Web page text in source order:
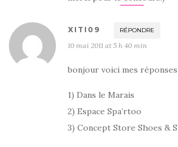
XITI09 RÉPONDRE
10 mai 2011 at 5 h 40 min
bonjour voici mes réponses
1) Dans le Marais
2) Espace Spa’rtoo
3) Concept Store Shoes &